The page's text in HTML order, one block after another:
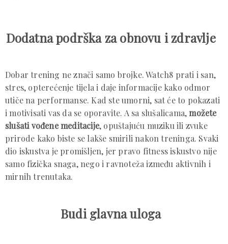
Dodatna podrška za obnovu i zdravlje
Dobar trening ne znači samo brojke. Watch8 prati i san,
stres, opterećenje tijela i daje informacije kako odmor
utiče na performanse. Kad ste umorni, sat će to pokazati
i motivisati vas da se oporavite. A sa slušalicama,možete
slušati vođene meditacije, opuštajuću muziku ili zvuke
prirode kako biste se lakše smirili nakon treninga. Svaki
dio iskustva je promišljen, jer pravo fitness iskustvo nije
samo fizička snaga, nego i ravnoteža između aktivnih i
mirnih trenutaka.
Budi glavna uloga